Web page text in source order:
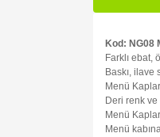
Kod: NG08
Farklı ebat,
Baskı,
Menü
Deri renk
Menü
Menü